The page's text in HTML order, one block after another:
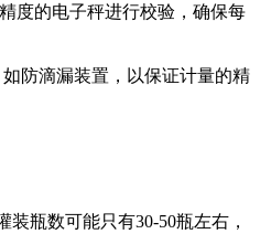
度的电子秤进行校验，确保每
防滴漏装置，以保证计量的精
瓶数可能只有30-50瓶左右，